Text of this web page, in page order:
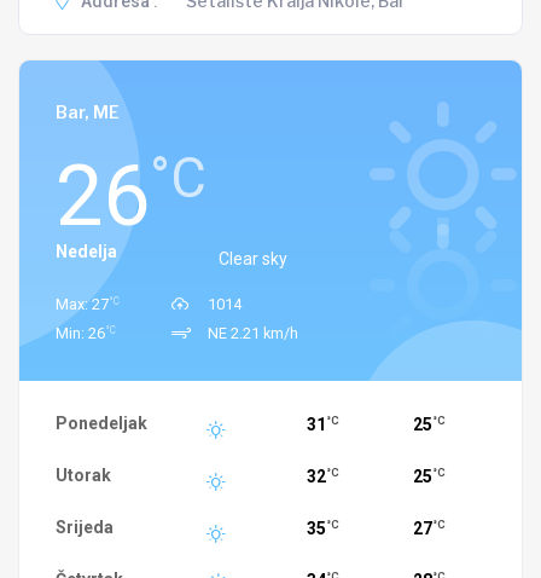
Bar, ME
26°C
Clear sky
Nedelja
Max: 27°C
Min: 26°C
1014
NE 2.21 km/h
Ponedeljak 31 °C 25 °C
Utorak 32°C 25 °C
Srijeda 35 °C 27°C